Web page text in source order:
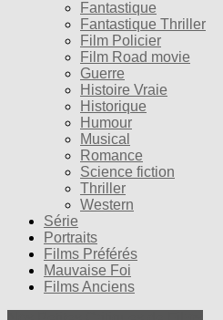
Fantastique
Fantastique Thriller
Film Policier
Film Road movie
Guerre
Histoire Vraie
Historique
Humour
Musical
Romance
Science fiction
Thriller
Western
Série
Portraits
Films Préférés
Mauvaise Foi
Films Anciens